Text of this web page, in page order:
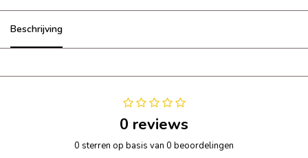
Beschrijving
0 reviews
0 sterren op basis van 0 beoordelingen